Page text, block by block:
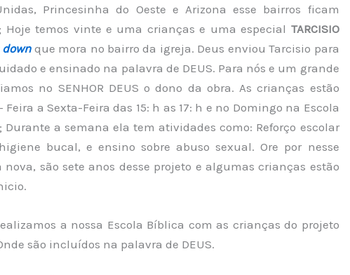
Princesinha do Oeste e Arizona esse bairros ficam
Hoje temos vinte e uma crianças e uma especial TARCISIO
downque mora no bairro da igreja. Deus enviou Tarcisio para
e ensinado na palavra de DEUS. Para nós e um grande
no SENHOR DEUS o dono da obra. As crianças estão
Feira a Sexta-Feira das 15: h as 17: h e no Domingo na Escola
a semana ela tem atividades como: Reforço escolar
bucal, e ensino sobre abuso sexual. Ore por nesse
nova, são sete anos desse projeto e algumas crianças estão
a nossa Escola Bíblica com as crianças do projeto
são incluídos na palavra de DEUS.